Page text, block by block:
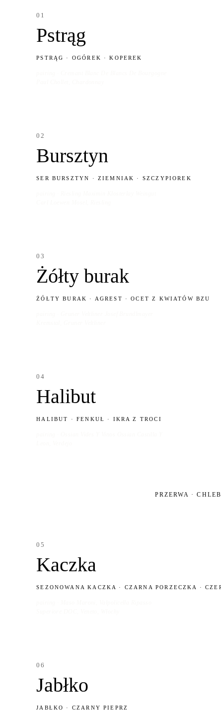
01
Pstrąg
PSTRĄG · OGÓREK · KOPEREK
02
Bursztyn
SER BURSZTYN · ZIEMNIAK · SZCZYPIOREK
03
Żółty burak
ŻÓŁTY BURAK · AGREST · OCET Z KWIATÓW BZU
04
Halibut
HALIBUT · FENKUŁ · IKRA Z TROCI
PRZERWA ·
05
Kaczka
SEZONOWANA KACZKA · CZARNA PORZECZKA ·
06
Jabłko
JABŁKO · CZARNY PIEPRZ